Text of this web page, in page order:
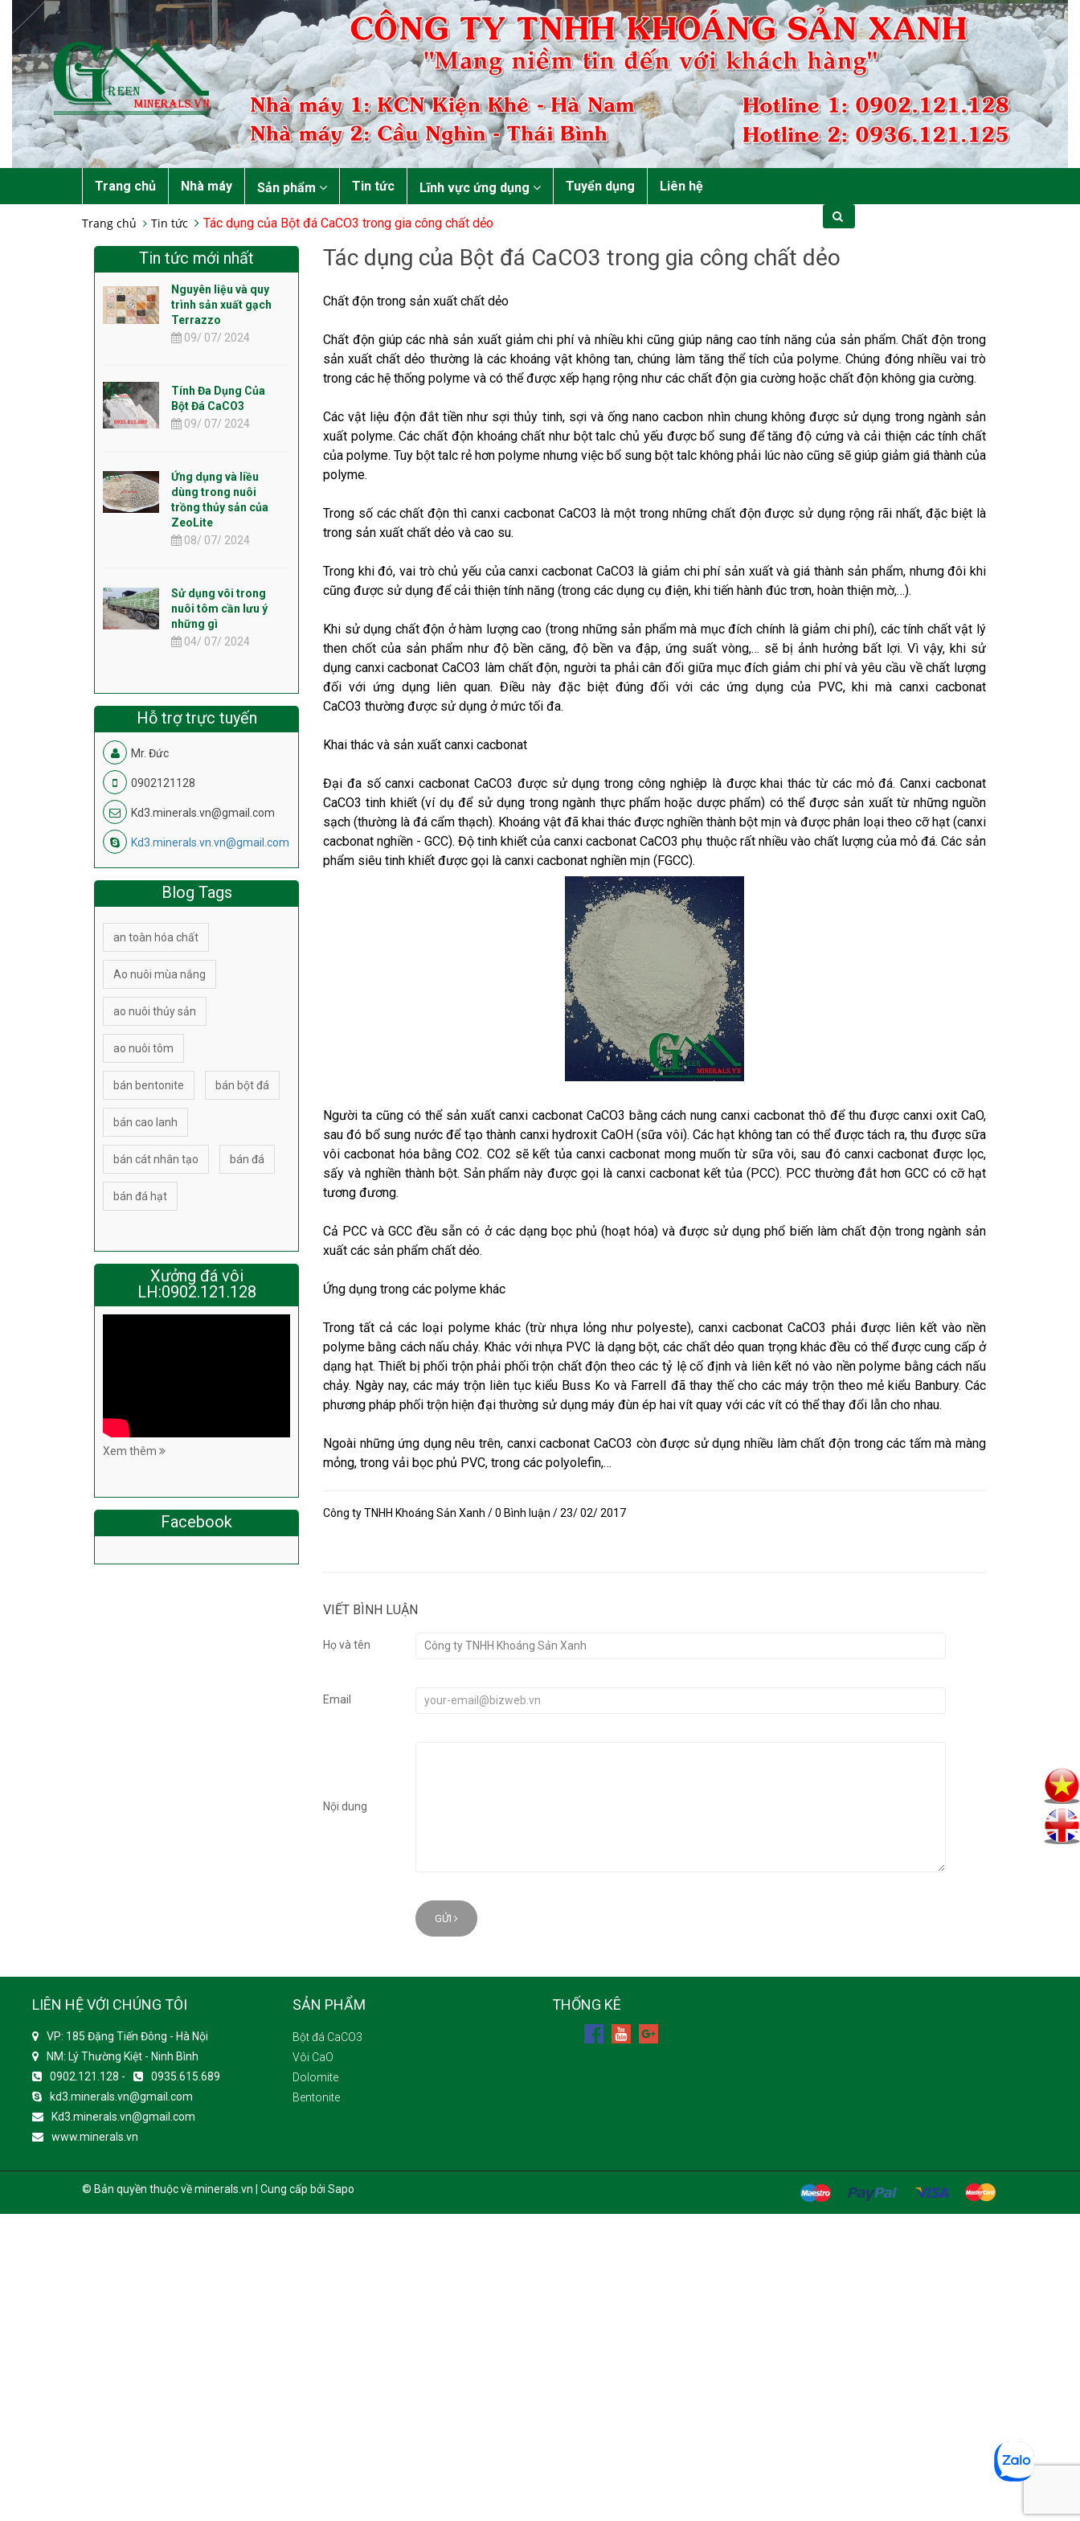
Trang chủ Nhà máy Sản phẩm Tin tức Lĩnh vực ứng dụng Tuyển dụng Liên hệ
Trang chủ Tin tức Tác dụng của Bột đá CaCO3 trong gia công chất dẻo
Tác dụng của Bột đá CaCO3 trong gia công chất dẻo
Chất độn trong sản xuất chất dẻo
Chất độn giúp các nhà sản xuất giảm chi phí và nhiều khi cũng giúp nâng cao tính năng của sản phẩm. Chất độn trong
sản xuất chất dẻo thường là các khoáng vật không tan, chúng làm tăng thể tích của polyme. Chúng đóng nhiều vai trò
trong các hệ thống polyme và có thể được xếp hạng rộng như các chất độn gia cường hoặc chất độn không gia cường.
Các vật liệu độn đắt tiền như sợi thủy tinh, sợi và ống nano cacbon nhìn chung không được sử dụng trong ngành sản
xuất polyme. Các chất độn khoáng chất như bột talc chủ yếu được bổ sung để tăng độ cứng và cải thiện các tính chất
của polyme. Tuy bột talc rẻ hơn polyme nhưng việc bổ sung bột talc không phải lúc nào cũng sẽ giúp giảm giá thành của
polyme.
Trong số các chất độn thì canxi cacbonat CaCO3 là một trong những chất độn được sử dụng rộng rãi nhất, đặc biệt là
trong sản xuất chất dẻo và cao su.
Trong khi đó, vai trò chủ yếu của canxi cacbonat CaCO3 là giảm chi phí sản xuất và giá thành sản phẩm, nhưng đôi khi
cũng được sử dụng để cải thiện tính năng (trong các dụng cụ điện, khi tiến hành đúc trơn, hoàn thiện mờ,…).
Khi sử dụng chất độn ở hàm lượng cao (trong những sản phẩm mà mục đích chính là giảm chi phí), các tính chất vật lý
then chốt của sản phẩm như độ bền căng, độ bền va đập, ứng suất vòng,… sẽ bị ảnh hưởng bất lợi. Vì vậy, khi sử
dụng canxi cacbonat CaCO3 làm chất độn, người ta phải cân đối giữa mục đích giảm chi phí và yêu cầu về chất lượng
đối với ứng dụng liên quan. Điều này đặc biệt đúng đối với các ứng dụng của PVC, khi mà canxi cacbonat
CaCO3 thường được sử dụng ở mức tối đa.
Khai thác và sản xuất canxi cacbonat
Đại đa số canxi cacbonat CaCO3 được sử dụng trong công nghiệp là được khai thác từ các mỏ đá. Canxi cacbonat
CaCO3 tinh khiết (ví dụ để sử dụng trong ngành thực phẩm hoặc dược phẩm) có thể được sản xuất từ những nguồn
sạch (thường là đá cẩm thạch). Khoáng vật đã khai thác được nghiền thành bột mịn và được phân loại theo cỡ hạt (canxi
cacbonat nghiền - GCC). Độ tinh khiết của canxi cacbonat CaCO3 phụ thuộc rất nhiều vào chất lượng của mỏ đá. Các sản
phẩm siêu tinh khiết được gọi là canxi cacbonat nghiền mịn (FGCC).
Người ta cũng có thể sản xuất canxi cacbonat CaCO3 bằng cách nung canxi cacbonat thô để thu được canxi oxit CaO,
sau đó bổ sung nước để tạo thành canxi hydroxit CaOH (sữa vôi). Các hạt không tan có thể được tách ra, thu được sữa
vôi cacbonat hóa bằng CO2. CO2 sẽ kết tủa canxi cacbonat mong muốn từ sữa vôi, sau đó canxi cacbonat được lọc,
sấy và nghiền thành bột. Sản phẩm này được gọi là canxi cacbonat kết tủa (PCC). PCC thường đắt hơn GCC có cỡ hạt
tương đương.
Cả PCC và GCC đều sẵn có ở các dạng bọc phủ (hoạt hóa) và được sử dụng phổ biến làm chất độn trong ngành sản
xuất các sản phẩm chất dẻo.
Ứng dụng trong các polyme khác
Trong tất cả các loại polyme khác (trừ nhựa lỏng như polyeste), canxi cacbonat CaCO3 phải được liên kết vào nền
polyme bằng cách nấu chảy. Khác với nhựa PVC là dạng bột, các chất dẻo quan trọng khác đều có thể được cung cấp ở
dạng hạt. Thiết bị phối trộn phải phối trộn chất độn theo các tỷ lệ cố định và liên kết nó vào nền polyme bằng cách nấu
chảy. Ngày nay, các máy trộn liên tục kiểu Buss Ko và Farrell đã thay thế cho các máy trộn theo mẻ kiểu Banbury. Các
phương pháp phối trộn hiện đại thường sử dụng máy đùn ép hai vít quay với các vít có thể thay đổi lẫn cho nhau.
Ngoài những ứng dụng nêu trên, canxi cacbonat CaCO3 còn được sử dụng nhiều làm chất độn trong các tấm mà màng
mỏng, trong vải bọc phủ PVC, trong các polyolefin,…
Công ty TNHH Khoáng Sản Xanh / 0 Bình luận / 23/ 02/ 2017
VIẾT BÌNH LUẬN
Họ và tên
Email
Nội dung
GỬI
Tin tức mới nhất
Nguyên liệu và quy
trình sản xuất gạch
Terrazzo
09/ 07/ 2024
Tính Đa Dụng Của
Bột Đá CaCO3
09/ 07/ 2024
Ứng dụng và liều
dùng trong nuôi
trồng thủy sản của
ZeoLite
08/ 07/ 2024
Sử dụng vôi trong
nuôi tôm cần lưu ý
những gì
04/ 07/ 2024
Hỗ trợ trực tuyến
Mr. Đức
0902121128
Kd3.minerals.vn@gmail.com
Kd3.minerals.vn.vn@gmail.com
Blog Tags
an toàn hóa chất
Ao nuôi mùa nắng
ao nuôi thủy sản
ao nuôi tôm
bán bentonite bán bột đá
bán cao lanh
bán cát nhân tạo bán đá
bán đá hạt
Xưởng đá vôi
LH:0902.121.128
Xem thêm
Facebook
LIÊN HỆ VỚI CHÚNG TÔI
VP: 185 Đặng Tiến Đông - Hà Nội
NM: Lý Thường Kiệt - Ninh Bình
0902.121.128 -
0935.615.689
kd3.minerals.vn@gmail.com
Kd3.minerals.vn@gmail.com
www.minerals.vn
SẢN PHẨM
Bột đá CaCO3
Vôi CaO
Dolomite
Bentonite
THỐNG KÊ
© Bản quyền thuộc về minerals.vn | Cung cấp bởi Sapo